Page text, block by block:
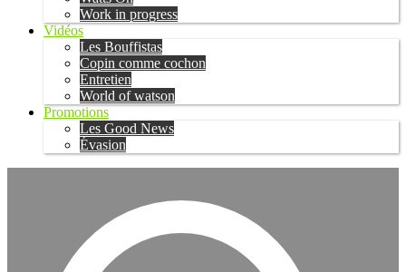
Work in progress
Vidéos
Les Bouffistas
Copin comme cochon
Entretien
World of watson
Promotions
Les Good News
Évasion